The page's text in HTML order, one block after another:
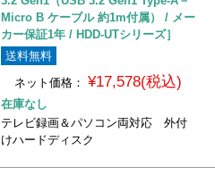
Micro B ケーブル 約1m付属） / メー
カー保証1年 / HDD-UTシリーズ］
送料無料
ネット価格： ¥17,578(税込)
在庫なし
テレビ録画＆パソコン両対応 外付
けハードディスク